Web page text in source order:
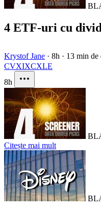
4 ETF-uri cu
Krystof Jane · 8h · 13 min de
CVXIXCXLE
8h
Citește mai mult